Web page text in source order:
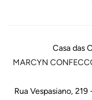
Casa das
MARCYN
Rua Vespasiano,